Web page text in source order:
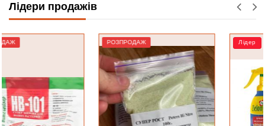
Лідери продажів